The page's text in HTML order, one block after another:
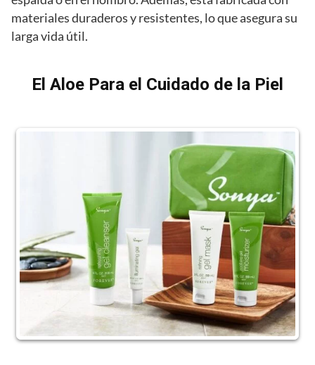
materiales duraderos y resistentes, lo que asegura su
larga vida útil.
El Aloe Para el Cuidado de la Piel